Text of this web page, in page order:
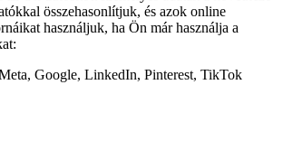
összehasonlítjuk, és azok online
használjuk, ha Ön már használja a
Google, LinkedIn, Pinterest, TikTok